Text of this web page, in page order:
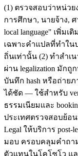
(1) ตรวจสอบว่าหน่ว
การศึกษา, นายจ้าง, ศ
local language" เพิ่ม
เฉพาะคำแปลที่ทำในป
ถิ่นเท่านั้น (2) ทำสำ
ผ่าน legalization มัก
บันทึก hash หรือถ่ายภ
ได้ชัด — ใช้สำหรับ
ธรรมเนียมและ
ประเทศตรวจสอบย้อ
Legal ให้บริการ post-
มอบ ครอบคลุมคำถา
ตัวแทนในโคโซโว แ